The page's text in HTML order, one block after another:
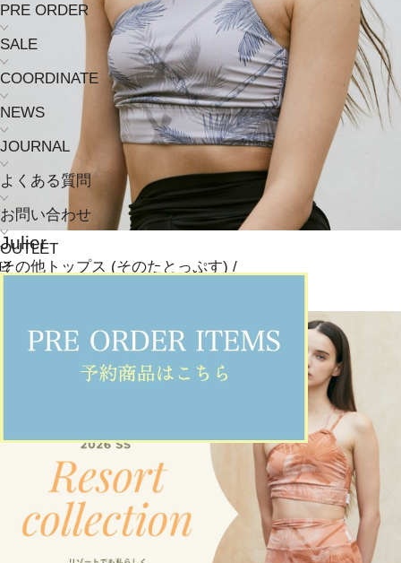
PRE ORDER
SALE
COORDINATE
NEWS
JOURNAL
よくある質問
お問い合わせ
OUTLET
Julier
その他トップス (そのたとっぷす) /